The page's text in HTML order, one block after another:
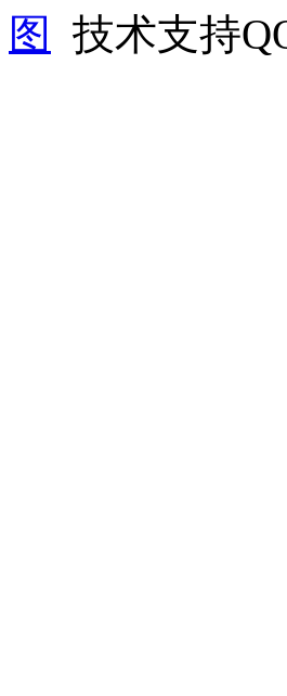
图
技术支持